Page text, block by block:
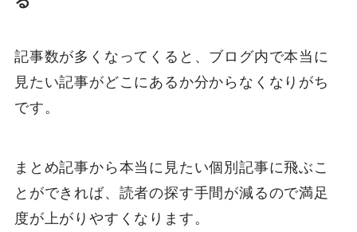
記事数が多くなってくると、ブログ内で本当に
見たい記事がどこにあるか分からなくなりがち
です。
まとめ記事から本当に見たい個別記事に飛ぶこ
とができれば、読者の探す手間が減るので満足
度が上がりやすくなります。